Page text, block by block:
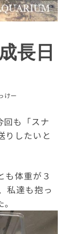
長日
けー
回も「スナ
りしたいと
も体重が３
私達も抱っ